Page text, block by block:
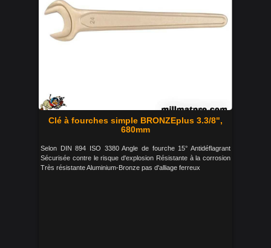
Clé à fourches simple BRONZEplus 3.3/8",
680mm
Selon DIN 894 ISO 3380 Angle de fourche 15° Antidéflagrant
Sécurisée contre le risque d'explosion Résistante à la corrosion
Très résistante Aluminium-Bronze pas d'alliage ferreux